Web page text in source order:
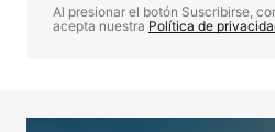
Comentario*
Al presionar el botón Suscribirse,
acepta nuestra Política de